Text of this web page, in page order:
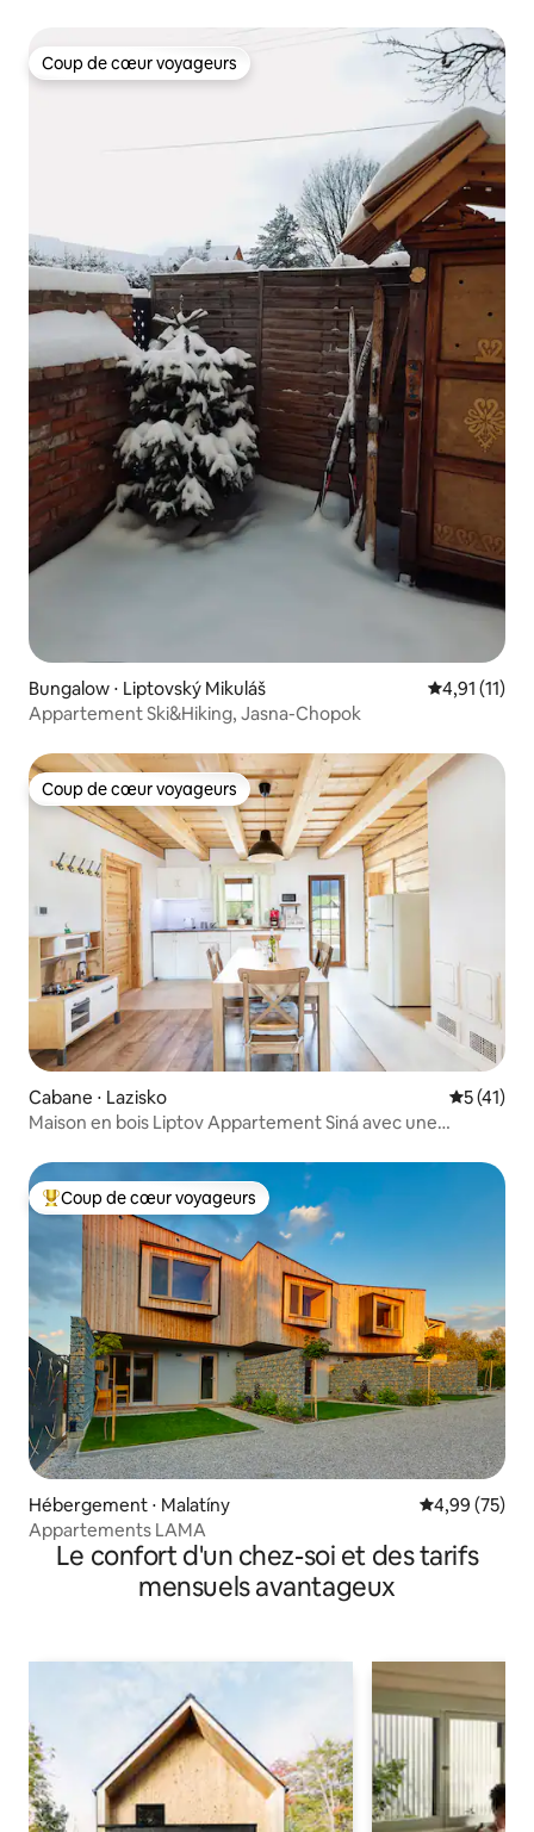
Coup de cœur voyageurs
Coup de cœur voyageurs
Bungalow ⋅ Liptovský Mikuláš Évaluation
4,91 (11)
Appartement Ski&Hiking, Jasna-Chopok
Coup de cœur voyageurs
Coup de cœur voyageurs
Cabane ⋅ Lazisko
5 (41)
Maison en bois Liptov Appartement Siná avec une
Coups de cœur voyageurs les plus appréciés
Coup de cœur voyageurs
Hébergement ⋅ Malatíny Évaluation
4,99 (75)
Appartements LAMA
Le confort d'un chez-soi et des tarifs
mensuels avantageux